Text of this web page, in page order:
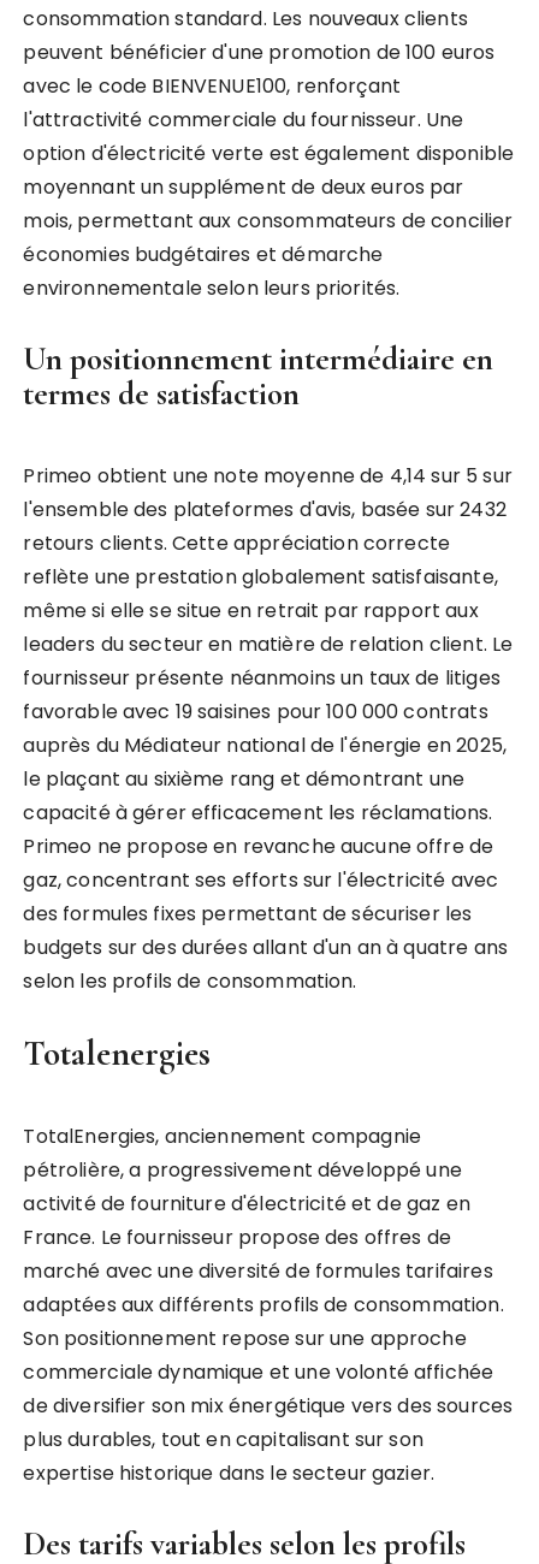
consommation standard. Les nouveaux clients
peuvent bénéficier d'une promotion de 100 euros
avec le code BIENVENUE100, renforçant
l'attractivité commerciale du fournisseur. Une
option d'électricité verte est également disponible
moyennant un supplément de deux euros par
mois, permettant aux consommateurs de concilier
économies budgétaires et démarche
environnementale selon leurs priorités.
Un positionnement intermédiaire en
termes de satisfaction
Primeo obtient une note moyenne de 4,14 sur 5 sur
l'ensemble des plateformes d'avis, basée sur 2432
retours clients. Cette appréciation correcte
reflète une prestation globalement satisfaisante,
même si elle se situe en retrait par rapport aux
leaders du secteur en matière de relation client. Le
fournisseur présente néanmoins un taux de litiges
favorable avec 19 saisines pour 100 000 contrats
auprès du Médiateur national de l'énergie en 2025,
le plaçant au sixième rang et démontrant une
capacité à gérer efficacement les réclamations.
Primeo ne propose en revanche aucune offre de
gaz, concentrant ses efforts sur l'électricité avec
des formules fixes permettant de sécuriser les
budgets sur des durées allant d'un an à quatre ans
selon les profils de consommation.
Totalenergies
TotalEnergies, anciennement compagnie
pétrolière, a progressivement développé une
activité de fourniture d'électricité et de gaz en
France. Le fournisseur propose des offres de
marché avec une diversité de formules tarifaires
adaptées aux différents profils de consommation.
Son positionnement repose sur une approche
commerciale dynamique et une volonté affichée
de diversifier son mix énergétique vers des sources
plus durables, tout en capitalisant sur son
expertise historique dans le secteur gazier.
Des tarifs variables selon les profils